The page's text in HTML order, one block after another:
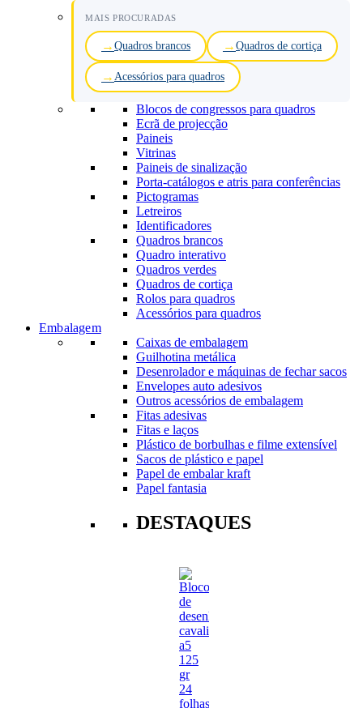
MAIS PROCURADAS
Quadros brancos Quadros de cortiça
Acessórios para quadros
Blocos de congressos para quadros
Ecrã de projecção
Paineis
Vitrinas
Paineis de sinalização
Porta-catálogos e atris para conferências
Pictogramas
Letreiros
Identificadores
Quadros brancos
Quadro interativo
Quadros verdes
Quadros de cortiça
Rolos para quadros
Acessórios para quadros
Embalagem
Caixas de embalagem
Guilhotina metálica
Desenrolador e máquinas de fechar sacos
Envelopes auto adesivos
Outros acessórios de embalagem
Fitas adesivas
Fitas e laços
Plástico de borbulhas e filme extensível
Sacos de plástico e papel
Papel de embalar kraft
Papel fantasia
DESTAQUES